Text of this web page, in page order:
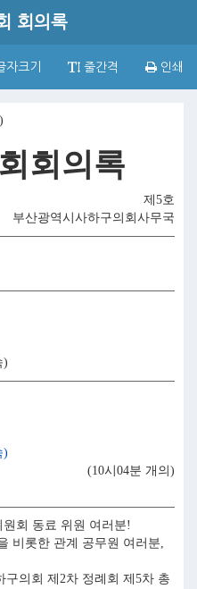
회의록
자크기 줄간격 인쇄
회의록
제5호
부산광역시사하구의회사무국
)
)
(10시04분 개의)
회 동료 위원 여러분!
비롯한 관계 공무원 여러분,
구의회 제2차 정례회 제5차 총